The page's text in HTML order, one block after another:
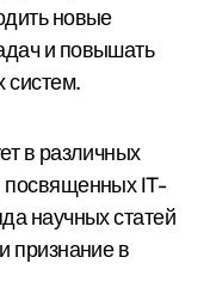
новые
и повышать
систем.
в различных
посвященных IT-
научных статей
признание в